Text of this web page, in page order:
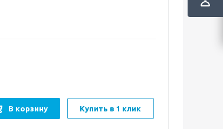
В корзину Купить в 1 клик